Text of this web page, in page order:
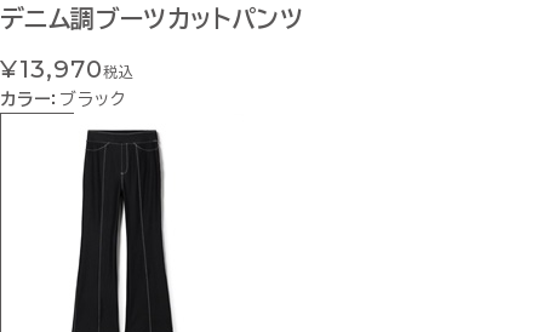
デニム調ブーツカットパンツ
¥13,970税込
カラー： ブラック